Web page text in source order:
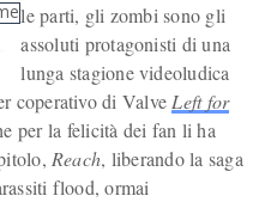
le parti, gli zombi sono gli
assoluti protagonisti di una
lunga stagione videoludica
coperativo di Valve Left for
per la felicità dei fan li ha
Reach, liberando la saga
flood, ormai